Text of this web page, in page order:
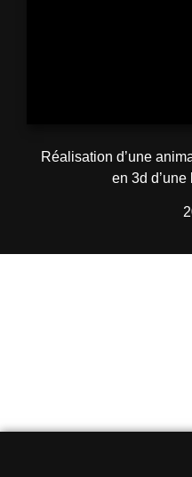
Réalisation d’une
en 3d